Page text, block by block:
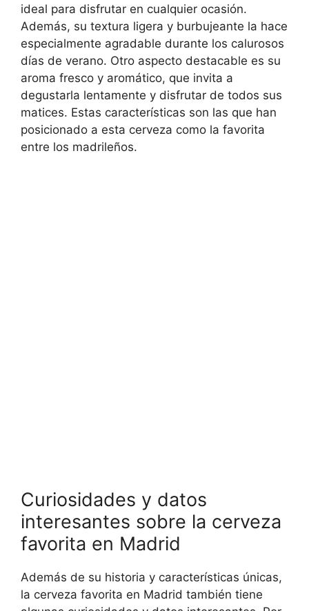
ideal para disfrutar en cualquier ocasión.
Además, su textura ligera y burbujeante la hace
especialmente agradable durante los calurosos
días de verano. Otro aspecto destacable es su
aroma fresco y aromático, que invita a
degustarla lentamente y disfrutar de todos sus
matices. Estas características son las que han
posicionado a esta cerveza como la favorita
entre los madrileños.
Curiosidades y datos
interesantes sobre la cerveza
favorita en Madrid
Además de su historia y características únicas,
la cerveza favorita en Madrid también tiene